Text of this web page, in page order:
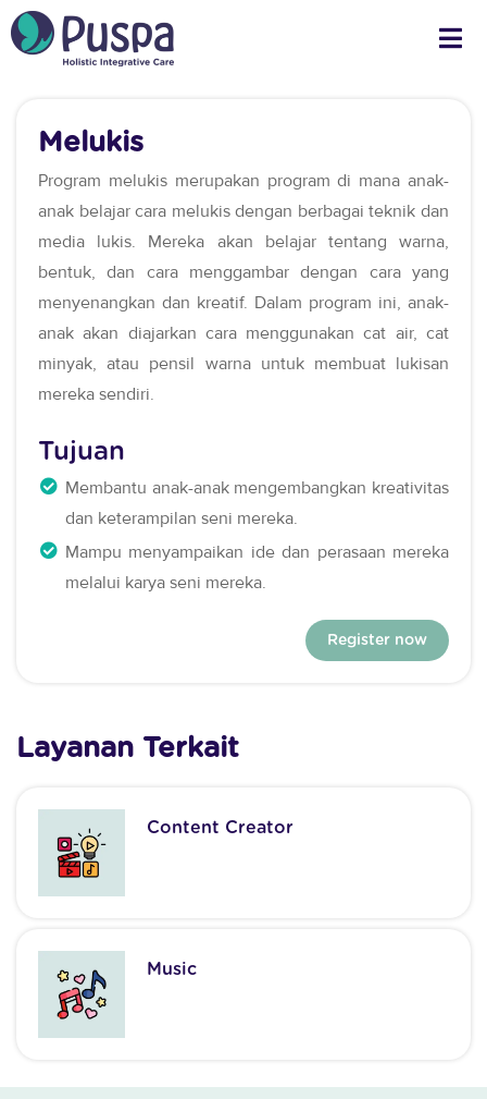
Melukis
Program melukis merupakan program di mana anak-
anak belajar cara melukis dengan berbagai teknik dan
media lukis. Mereka akan belajar tentang warna,
bentuk, dan cara menggambar dengan cara yang
menyenangkan dan kreatif. Dalam program ini, anak-
anak akan diajarkan cara menggunakan cat air, cat
minyak, atau pensil warna untuk membuat lukisan
mereka sendiri.
Tujuan
Membantu anak-anak mengembangkan kreativitas
dan keterampilan seni mereka.
Mampu menyampaikan ide dan perasaan mereka
melalui karya seni mereka.
Register now
Layanan Terkait
Content Creator
Music